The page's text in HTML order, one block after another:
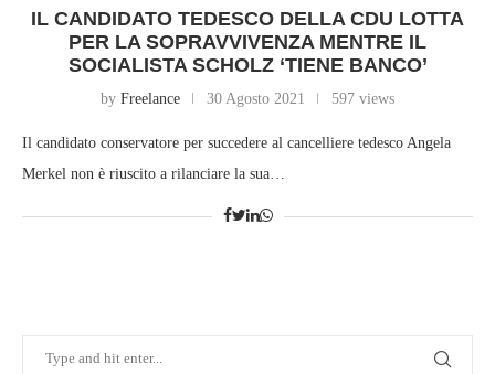
IL CANDIDATO TEDESCO DELLA CDU LOTTA
PER LA SOPRAVVIVENZA MENTRE IL
SOCIALISTA SCHOLZ ‘TIENE BANCO’
by Freelance 30 Agosto 2021 597 views
Il candidato conservatore per succedere al cancelliere tedesco Angela
Merkel non è riuscito a rilanciare la sua…